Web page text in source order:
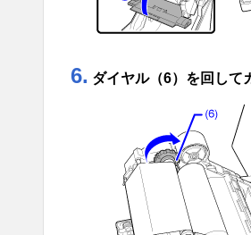
6. ダイヤル（6）を回して